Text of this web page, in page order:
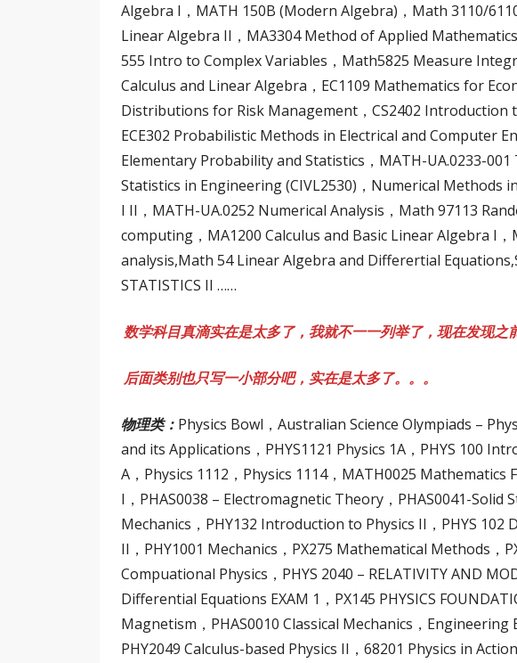
Algebra I，MATH 150B (Modern Algebra)，Math 3110/
Linear Algebra II，MA3304 Method of Applied
555 Intro to Complex Variables，Math5825 Measure
Calculus and Linear Algebra，EC1109 Mathematics for
Distributions for Risk Management，CS2402 Introduction
ECE302 Probabilistic Methods in Electrical and Computer
Elementary Probability and Statistics，MATH-UA.0233-
Statistics in Engineering (CIVL2530)，Numerical Methods
I II，MATH-UA.0252 Numerical Analysis，Math 97113
computing，MA1200 Calculus and Basic Linear Algebra I
analysis,Math 54 Linear Algebra and Differertial
STATISTICS II ……
数学科目真滴实在是太多了，我就不一一列举了，现在发现之
后面类别也只写一小部分吧，实在是太多了。。。
物理类： Physics Bowl，Australian Science Olympiads –
and its Applications，PHYS1121 Physics 1A，PHYS 100
A，Physics 1112，Physics 1114，MATH0025 Mathematics
I，PHAS0038 – Electromagnetic Theory，PHAS0041-Solid
Mechanics，PHY132 Introduction to Physics II，PHYS 102
II，PHY1001 Mechanics，PX275 Mathematical Methods，
Compuational Physics，PHYS 2040 – RELATIVITY AND
Differential Equations EXAM 1，PX145 PHYSICS
Magnetism，PHAS0010 Classical Mechanics，Engineering
PHY2049 Calculus-based Physics II，68201 Physics in